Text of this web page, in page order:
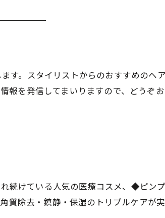
す。スタイリストからのおすすめのヘ
報を発信してまいりますので、どうぞ
続けている人気の医療コスメ、◆ピン
質除去・鎮静・保湿のトリプルケアが